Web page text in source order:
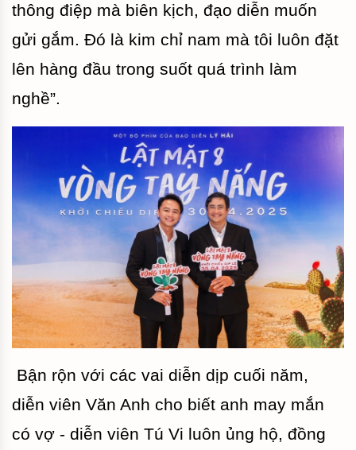
thông điệp mà biên kịch, đạo diễn muốn
gửi gắm. Đó là kim chỉ nam mà tôi luôn đặt
lên hàng đầu trong suốt quá trình làm
nghề”.
Bận rộn với các vai diễn dịp cuối năm,
diễn viên Văn Anh cho biết anh may mắn
có vợ - diễn viên Tú Vi luôn ủng hộ, đồng